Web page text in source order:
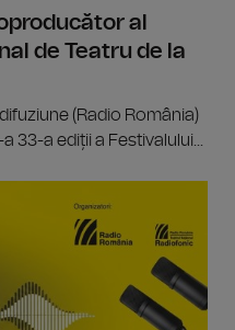
al
de Teatru de la
(Radio România)
a ediții a Festivalului...